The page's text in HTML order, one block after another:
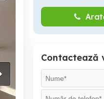
Contactează